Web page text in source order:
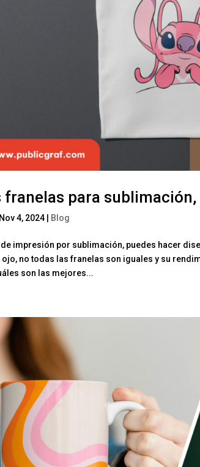
franelas para
Nov 4, 2024 Blog
de impresión por sublimación, puedes hacer
no todas las franelas son iguales y su
son las mejores...